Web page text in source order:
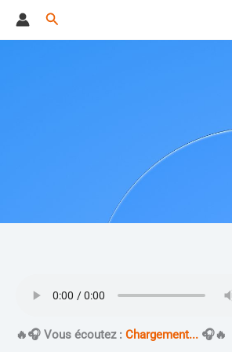
Aller
Rechercher
​🔥​🎧 Vous écoutez : Chargement... 🎧​🔥​